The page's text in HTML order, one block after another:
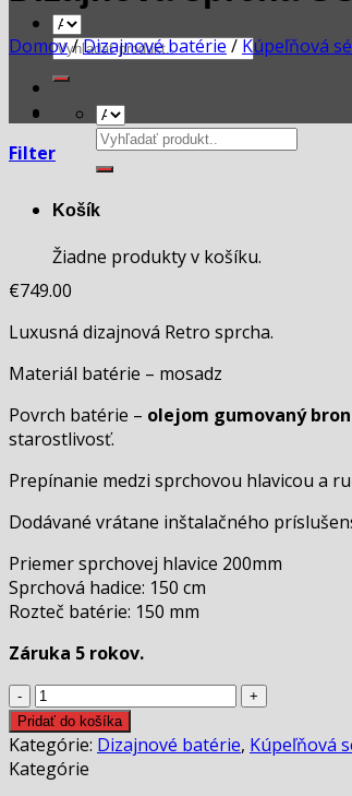
Hľadať:
Hľadať:
Košík
Žiadne produkty v košíku.
Domov/Dizajnové batérie/Kúpeľňová
Filter
€749.00
Luxusná dizajnová Retro sprcha.
Materiál batérie – mosadz
Povrch batérie – olejom gumovaný
starostlivosť.
Prepínanie medzi sprchovou hlavicou a
Dodávané vrátane inštalačného
Priemer sprchovej hlavice 200mm
Sprchová hadice: 150 cm
Rozteč batérie: 150 mm
Záruka 5 rokov.
množstvo
Dizajnová
sprcha
SG
Pridať do košíka
Kategórie: Dizajnové batérie, Kúpeľňová
Kategórie